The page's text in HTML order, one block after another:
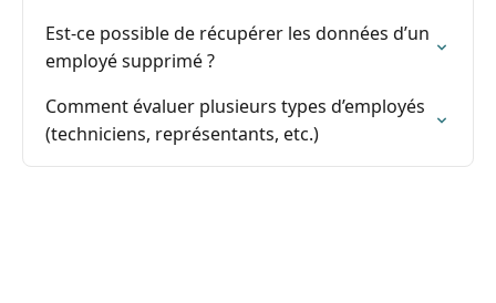
Est-ce possible de récupérer les données d’un
employé supprimé ?
Comment évaluer plusieurs types d’employés
(techniciens, représentants, etc.)